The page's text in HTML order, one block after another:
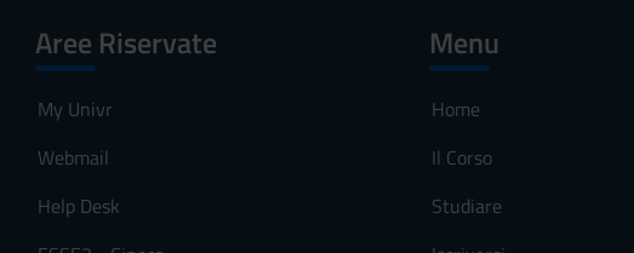
Aree Riservate
My Univr
Webmail
Help Desk
Menu
Home
Il Corso
Studiare